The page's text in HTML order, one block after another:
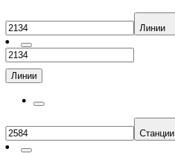
Линии
Линии
Станции